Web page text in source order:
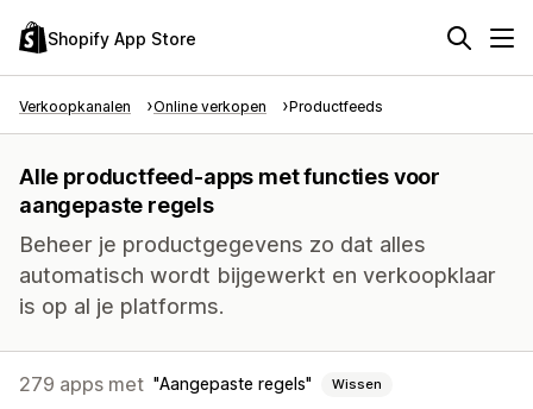
Shopify App Store
Verkoopkanalen Online verkopen Productfeeds
Alle productfeed-apps met functies voor
aangepaste regels
Beheer je productgegevens zo dat alles
automatisch wordt bijgewerkt en verkoopklaar
is op al je platforms.
279 apps met Aangepaste regels Wissen